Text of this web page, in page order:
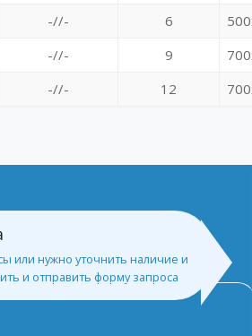
-//- 6
-//- 9
-//- 12
или нужно уточнить наличие и
и отправить форму запроса